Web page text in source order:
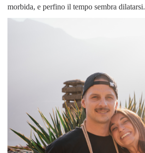
morbida, e perfino il tempo sembra dilatarsi.